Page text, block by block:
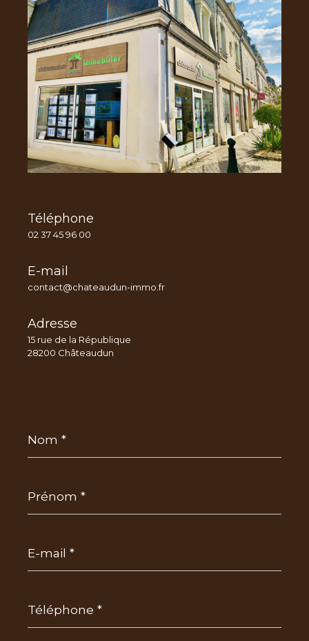
Téléphone
02 37 45 96 00
E-mail
contact@chateaudun-immo.fr
Adresse
15 rue de la République
28200 Châteaudun
mail
*
*